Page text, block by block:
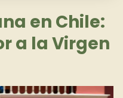
en Chile:
a la Virgen